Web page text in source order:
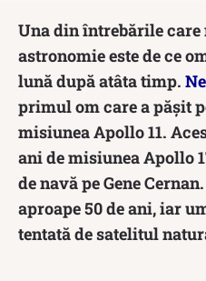
Una din întrebările
astronomie este de ce
lună după atâta timp.
primul om care a pășit
misiunea Apollo 11.
ani de misiunea Apollo
de navă pe Gene
aproape 50 de ani, iar
tentată de satelitul